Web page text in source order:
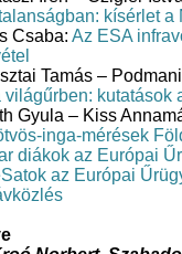
kísérlet
Csaba: Az ESA
Tamás –
kutatások
Gyula – Kiss
inga-mérések
diákok az Európai
az Európai